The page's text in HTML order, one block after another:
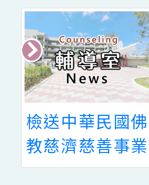
檢送中華民國佛
教慈濟慈善事業
基金會辦理「教